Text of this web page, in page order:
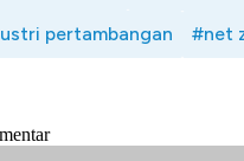
pertambangan #net